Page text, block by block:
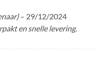
– 29/12/2024
en snelle levering.